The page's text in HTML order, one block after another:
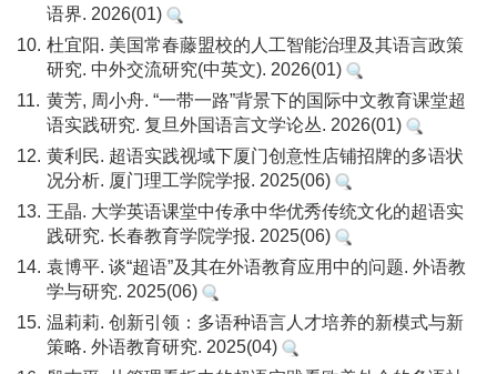
语界. 2026(01)
10. 杜宜阳. 美国常春藤盟校的人工智能治理及其语言政策
研究. 中外交流研究(中英文). 2026(01)
11. 黄芳, 周小舟. “一带一路”背景下的国际中文教育课堂超
语实践研究. 复旦外国语言文学论丛. 2026(01)
12. 黄利民. 超语实践视域下厦门创意性店铺招牌的多语状
况分析. 厦门理工学院学报. 2025(06)
13. 王晶. 大学英语课堂中传承中华优秀传统文化的超语实
践研究. 长春教育学院学报. 2025(06)
14. 袁博平. 谈“超语”及其在外语教育应用中的问题. 外语教
学与研究. 2025(06)
15. 温莉莉. 创新引领：多语种语言人才培养的新模式与新
策略. 外语教育研究. 2025(04)